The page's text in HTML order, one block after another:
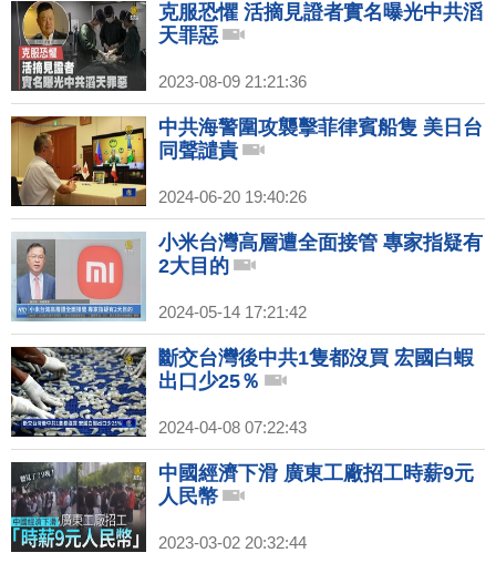
克服恐懼 活摘見證者實名曝光中共滔
天罪惡
2023-08-09 21:21:36
中共海警圍攻襲擊菲律賓船隻 美日台
同聲譴責
2024-06-20 19:40:26
小米台灣高層遭全面接管 專家指疑有
2大目的
2024-05-14 17:21:42
斷交台灣後中共1隻都沒買 宏國白蝦
出口少25％
2024-04-08 07:22:43
中國經濟下滑 廣東工廠招工時薪9元
人民幣
2023-03-02 20:32:44